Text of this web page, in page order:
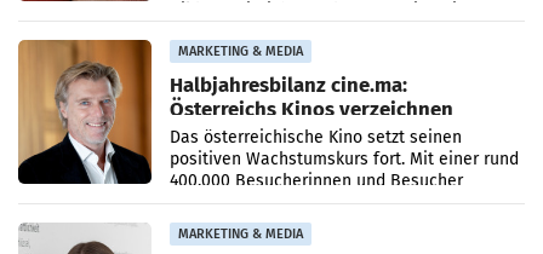
MARKETING & MEDIA
Halbjahresbilanz cine.ma:
Österreichs Kinos verzeichnen
400.000 Besucher mehr
Das österreichische Kino setzt seinen
positiven Wachstumskurs fort. Mit einer rund
400.000 Besucherinnen und Besucher
höheren Nettoreichweite im ersten Halbjahr
2026 gegenüber dem
MARKETING & MEDIA